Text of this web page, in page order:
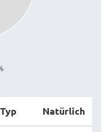
Typ Natürlich